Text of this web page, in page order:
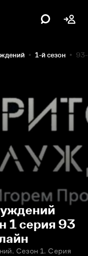
1-й сезон 93-
1 серия 93
Сезон 1. Серия